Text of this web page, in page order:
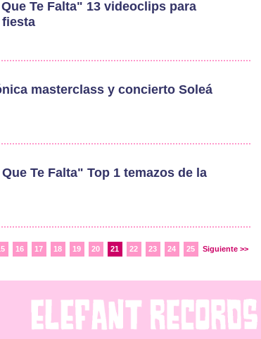
Te Falta" 13 videoclips para
masterclass y concierto Soleá
Te Falta" Top 1 temazos de la
16 17 18 19 20 21 22 23 24 25 Siguiente >>